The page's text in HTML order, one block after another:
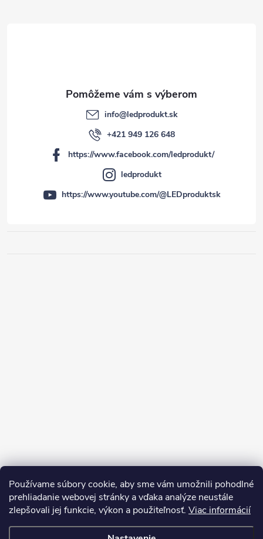
Používame súbory cookie, aby sme vám umožnili pohodlné
prehliadanie webovej stránky a vďaka analýze neustále
zlepšovali jej funkcie, výkon a použiteľnosť. Viac informácií
Sledovať na Instagrame
info@ledprodukt.sk
+421 949 126 648
https://www.facebook.com/ledprodukt/
ledprodukt
https://www.youtube.com/@LEDproduktsk